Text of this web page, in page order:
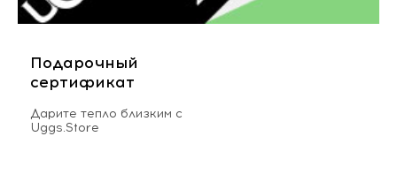
Подарочный
сертификат
Дарите тепло близким с
Uggs.Store